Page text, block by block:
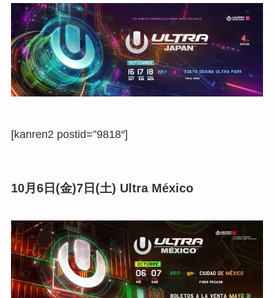
[kanren2 postid=”9818″]
10月6日(金)7日(土) Ultra México